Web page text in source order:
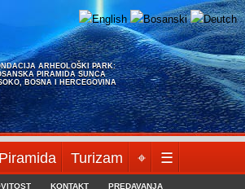
ARHEOLOŠKI PARK:
PIRAMIDA SUNCA
BOSNA I HERCEGOVINA
Piramida Turizam ⌖ ☰
KONTAKT PREDAVANJA